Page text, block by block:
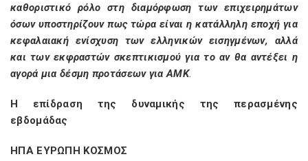
καθοριστικό ρόλο στη διαμόρφωση των επιχειρημάτων
όσων υποστηρίζουν πως τώρα είναι η κατάλληλη εποχή για
κεφαλαιακή ενίσχυση των ελληνικών εισηγμένων, αλλά
και των εκφραστών σκεπτικισμού για το αν θα αντέξει η
αγορά μια δέσμη προτάσεων για ΑΜΚ.
Η επίδραση της δυναμικής της περασμένης
εβδομάδας
ΗΠΑ ΕΥΡΩΠΗ ΚΟΣΜΟΣ